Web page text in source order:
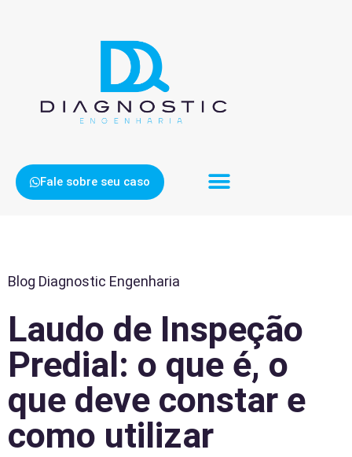
Fale sobre seu caso
Blog Diagnostic Engenharia
Laudo de Inspeção
Predial: o que é, o
que deve constar e
como utilizar